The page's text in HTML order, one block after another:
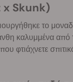
x Skunk)
το
καλυμμένα από
φτιάχνετε